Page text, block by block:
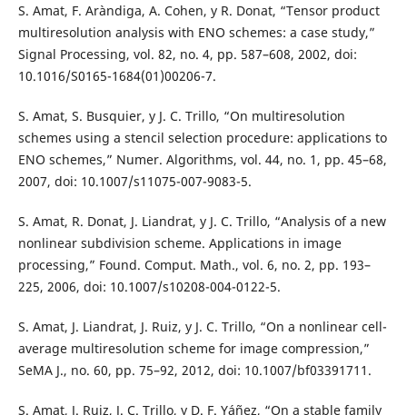
S. Amat, F. Aràndiga, A. Cohen, y R. Donat, “Tensor product
multiresolution analysis with ENO schemes: a case study,”
Signal Processing, vol. 82, no. 4, pp. 587–608, 2002, doi:
10.1016/S0165-1684(01)00206-7.
S. Amat, S. Busquier, y J. C. Trillo, “On multiresolution
schemes using a stencil selection procedure: applications to
ENO schemes,” Numer. Algorithms, vol. 44, no. 1, pp. 45–68,
2007, doi: 10.1007/s11075-007-9083-5.
S. Amat, R. Donat, J. Liandrat, y J. C. Trillo, “Analysis of a new
nonlinear subdivision scheme. Applications in image
processing,” Found. Comput. Math., vol. 6, no. 2, pp. 193–
225, 2006, doi: 10.1007/s10208-004-0122-5.
S. Amat, J. Liandrat, J. Ruiz, y J. C. Trillo, “On a nonlinear cell-
average multiresolution scheme for image compression,”
SeMA J., no. 60, pp. 75–92, 2012, doi: 10.1007/bf03391711.
S. Amat, J. Ruiz, J. C. Trillo, y D. F. Yáñez, “On a stable family